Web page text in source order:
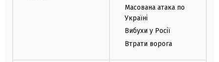
Масована атака по
Україні
Вибухи у Росії
Втрати ворога